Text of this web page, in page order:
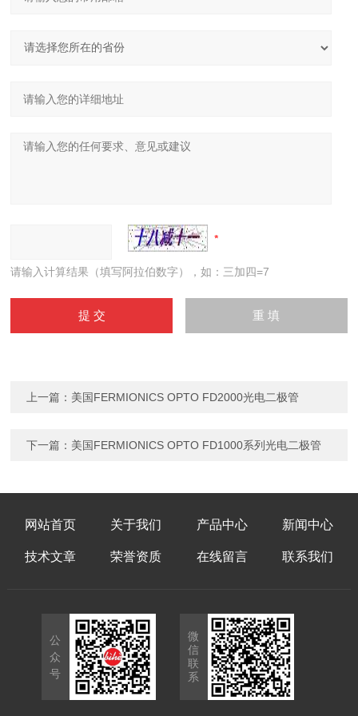
请输入计算结果（填写阿拉伯数字），如：三加四=7
上一篇： 美国FERMIONICS OPTO FD2000光电二极管
下一篇： 美国FERMIONICS OPTO FD1000系列光电二极管
网站首页 关于我们 产品中心 新闻中心
技术文章 荣誉资质 在线留言 联系我们
公
众
号
微
信
联
系